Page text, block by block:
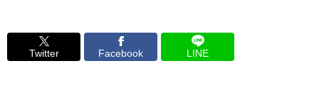
Twitter Facebook LINE